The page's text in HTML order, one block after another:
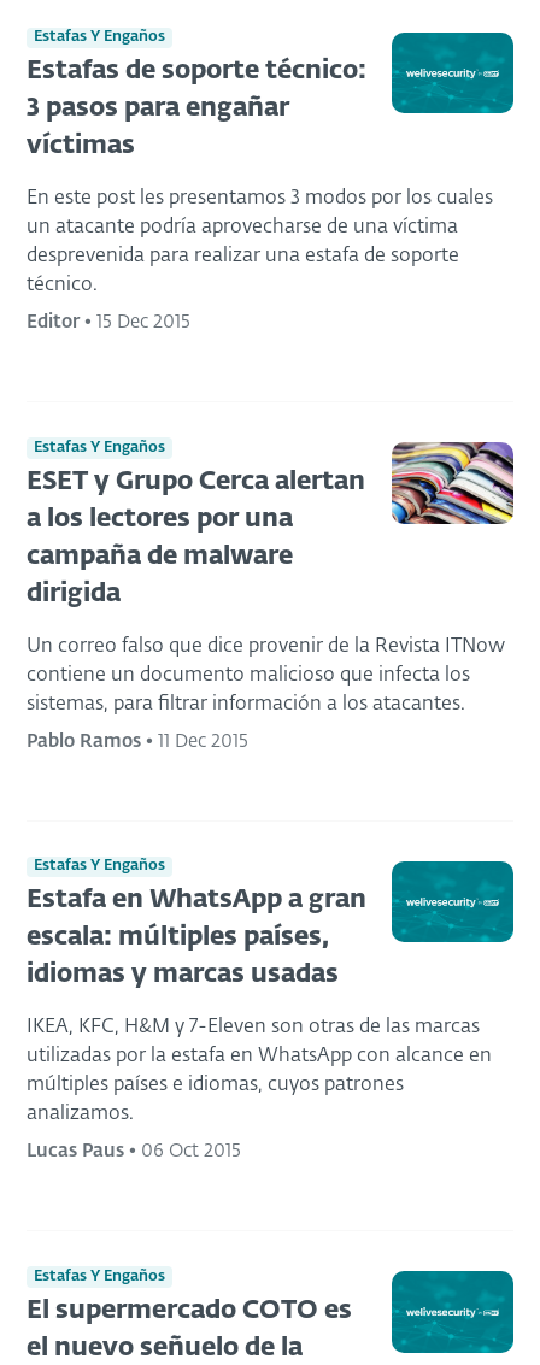
Estafas Y Engaños
Estafas de soporte técnico:
3 pasos para engañar
víctimas
En este post les presentamos 3 modos por los cuales
un atacante podría aprovecharse de una víctima
desprevenida para realizar una estafa de soporte
técnico.
Editor• 15 Dec 2015
Estafas Y Engaños
ESET y Grupo Cerca alertan
a los lectores por una
campaña de malware
dirigida
Un correo falso que dice provenir de la Revista ITNow
contiene un documento malicioso que infecta los
sistemas, para filtrar información a los atacantes.
Pablo Ramos • 11 Dec 2015
Estafas Y Engaños
Estafa en WhatsApp a gran
escala: múltiples países,
idiomas y marcas usadas
IKEA, KFC, H&M y 7-Eleven son otras de las marcas
utilizadas por la estafa en WhatsApp con alcance en
múltiples países e idiomas, cuyos patrones
analizamos.
Lucas Paus • 06 Oct 2015
Estafas Y Engaños
El supermercado COTO es
el nuevo señuelo de la